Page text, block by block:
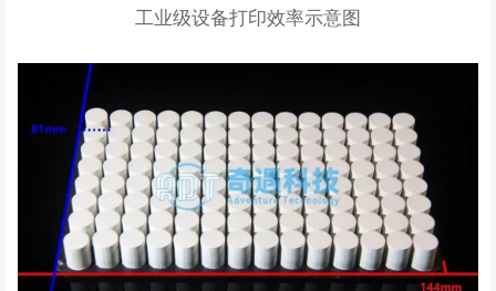
工业级设备打印效率示意图